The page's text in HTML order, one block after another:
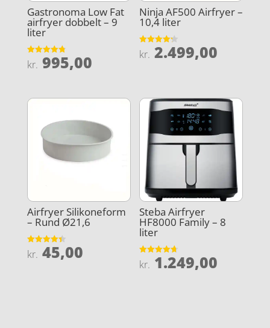
Gastronoma Low Fat
airfryer dobbelt – 9
liter
Vurderet
4.8
kr. 995,00
Ninja AF500 Airfryer –
10,4 liter
Vurderet
4.2
kr. 2.499,00
Airfryer Silikoneform
– Rund Ø21,6
Vurderet
4.4
kr. 45,00
Steba Airfryer
HF8000 Family – 8
liter
Vurderet
4.7
kr. 1.249,00